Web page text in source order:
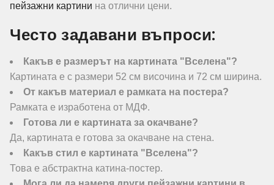
пейзажни картини на отлични цени.
Често задавани въпроси:
Какъв е размерът на картината "Вселена"?
Картината е с размери 52 см височина и 72 см ширина.
От какъв материал е рамката на постера?
Рамката е изработена от МДФ.
Готова ли е картината за окачване?
Да, картината е готова за окачване на стена.
Какъв стил е картината "Вселена"?
Това е абстрактна катина-постер.